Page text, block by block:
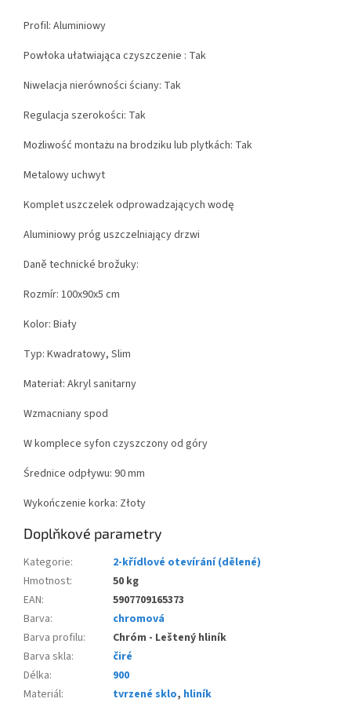
Profil: Aluminiowy
Powłoka ułatwiająca czyszczenie : Tak
Niwelacja nierówności ściany: Tak
Regulacja szerokości: Tak
Możliwość montażu na brodziku lub plytkách: Tak
Metalowy uchwyt
Komplet uszczelek odprowadzających wodę
Aluminiowy próg uszczelniający drzwi
Daně technické brožuky:
Rozmír: 100x90x5 cm
Kolor: Biały
Typ: Kwadratowy, Slim
Materiał: Akryl sanitarny
Wzmacniany spod
W komplece syfon czyszczony od góry
Średnice odpływu: 90 mm
Wykończenie korka: Złoty
Doplňkové parametry
Kategorie:
2-křídlové otevírání (dělené)
Hmotnost:
50 kg
EAN:
5907709165373
Barva:
chromová
Barva profilu:
Chróm - Leštený hliník
Barva skla:
čiré
Délka:
900
Materiál: tvrzené sklo, hliník